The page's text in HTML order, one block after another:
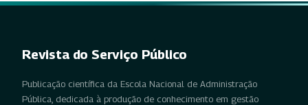
Revista do Serviço Público
Publicação científica da Escola Nacional de Administração
Pública, dedicada à produção de conhecimento em gestão